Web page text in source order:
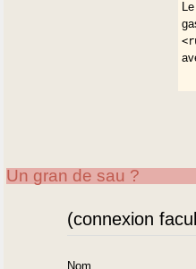
Un gran de sau ?
(connexion
Nom